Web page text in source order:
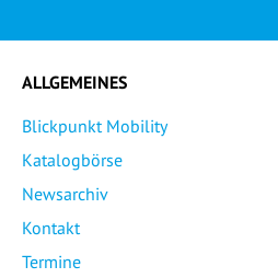
ALLGEMEINES
Blickpunkt Mobility
Katalogbörse
Newsarchiv
Kontakt
Termine